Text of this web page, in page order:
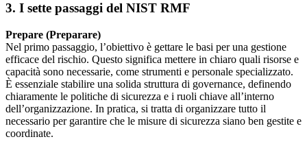
3. I sette passaggi del NIST RMF
Prepare (Preparare)
Nel primo passaggio, l’obiettivo è gettare le basi per una gestione
efficace del rischio. Questo significa mettere in chiaro quali risorse e
capacità sono necessarie, come strumenti e personale specializzato.
È essenziale stabilire una solida struttura di governance, definendo
chiaramente le politiche di sicurezza e i ruoli chiave all’interno
dell’organizzazione. In pratica, si tratta di organizzare tutto il
necessario per garantire che le misure di sicurezza siano ben gestite e
coordinate.